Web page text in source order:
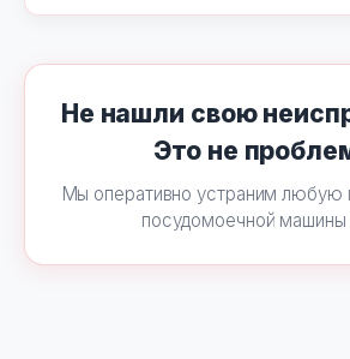
Не нашли свою
Это не
Мы оперативно устраним любую
посудомоечной машины